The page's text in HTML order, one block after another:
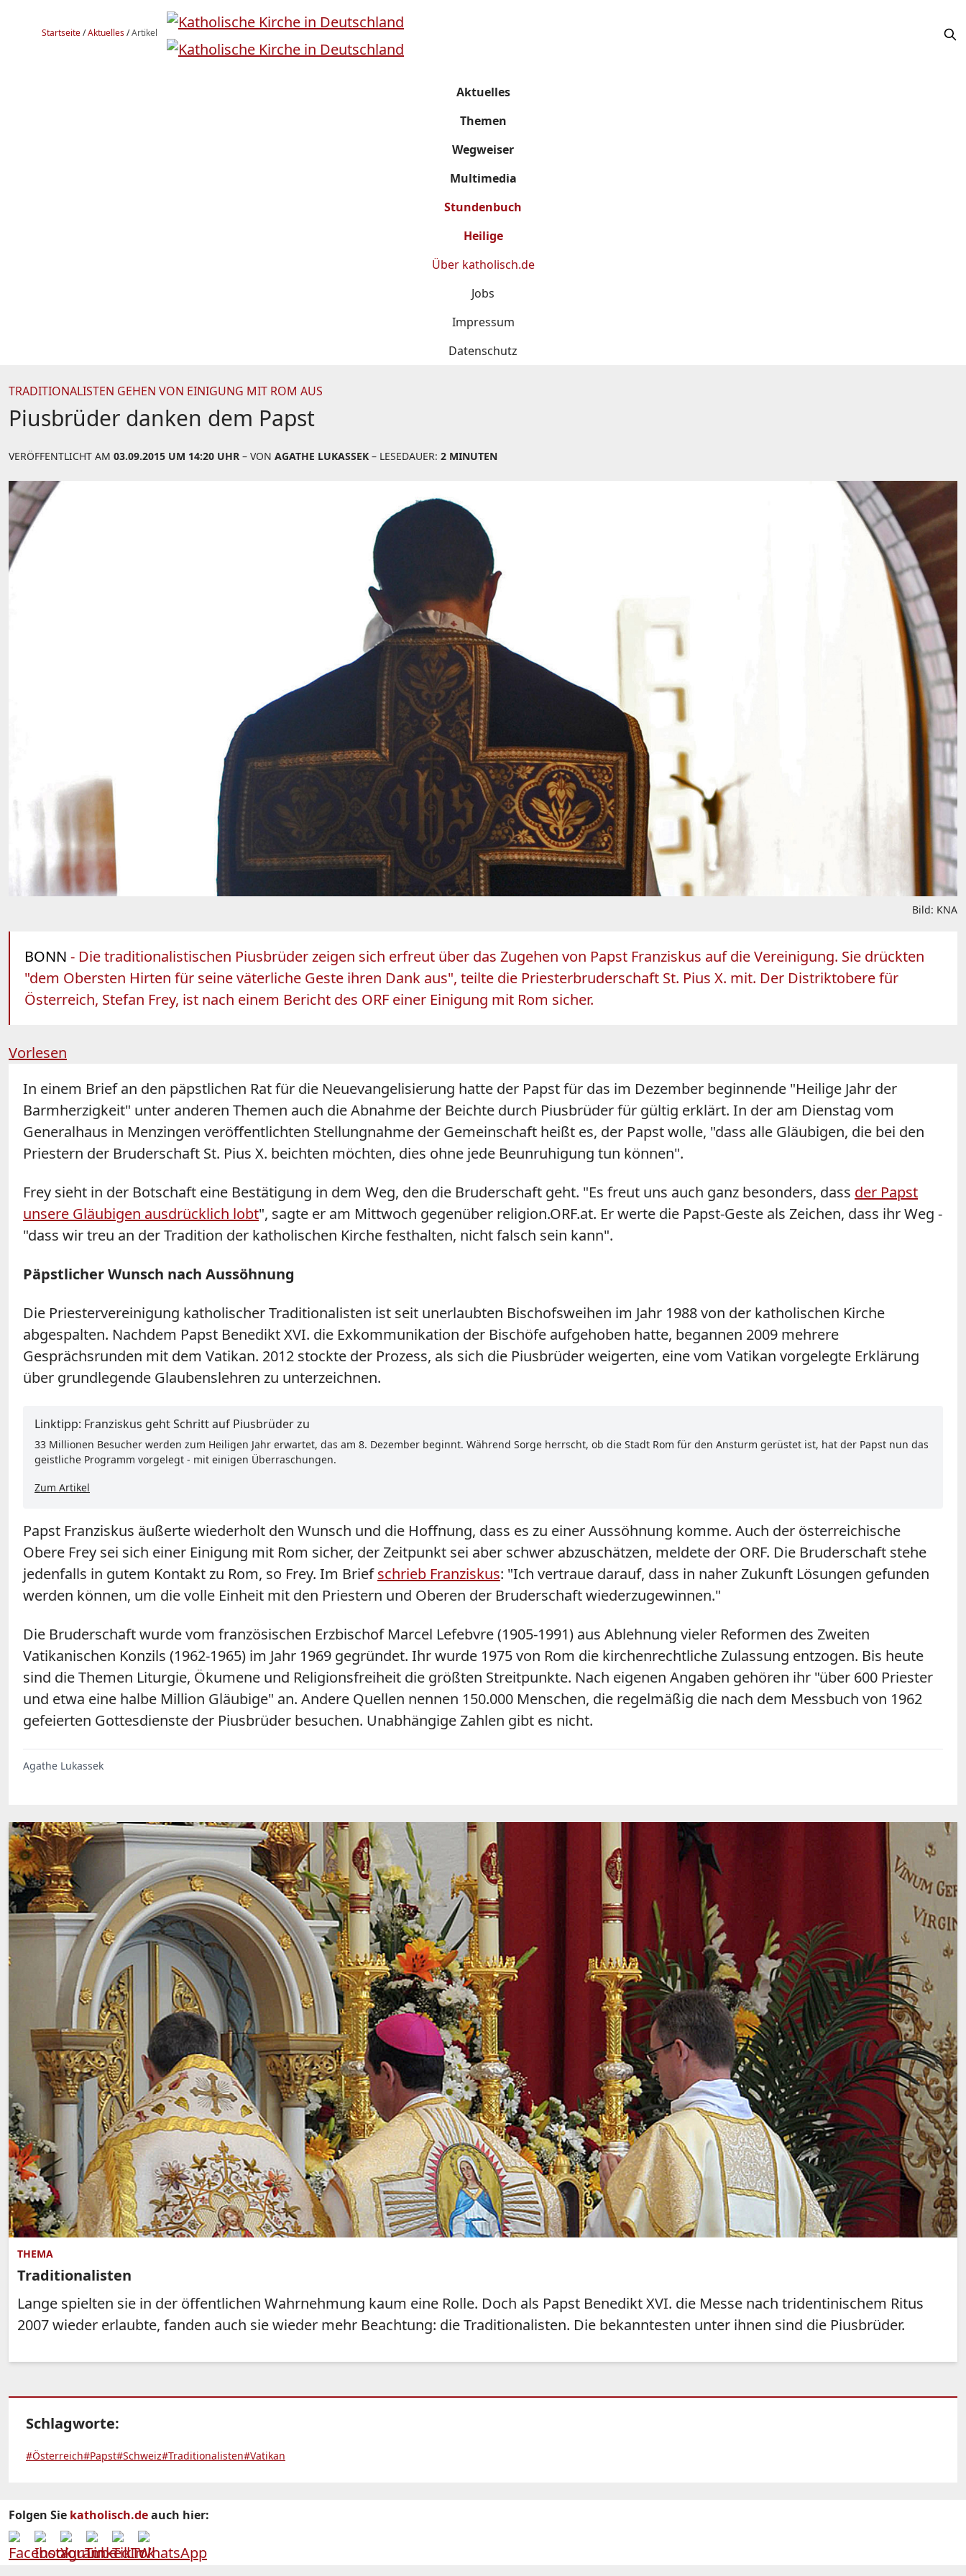
Startseite/Aktuelles/Artikel
Aktuelles
Themen
Wegweiser
Multimedia
Stundenbuch
Heilige
Über katholisch.de
Jobs
Impressum
Datenschutz
TRADITIONALISTEN GEHEN VON EINIGUNG MIT ROM AUS
Piusbrüder danken dem Papst
VERÖFFENTLICHT AM 03.09.2015 UM 14:20 UHR – VON AGATHE LUKASSEK – LESEDAUER: 2 MINUTEN
Bild: KNA
BONN - Die traditionalistischen Piusbrüder zeigen sich erfreut über das Zugehen von Papst Franziskus auf die Vereinigung. Sie drückten
"dem Obersten Hirten für seine väterliche Geste ihren Dank aus", teilte die Priesterbruderschaft St. Pius X. mit. Der Distriktobere für
Österreich, Stefan Frey, ist nach einem Bericht des ORF einer Einigung mit Rom sicher.
Vorlesen
In einem Brief an den päpstlichen Rat für die Neuevangelisierung hatte der Papst für das im Dezember beginnende "Heilige Jahr der
Barmherzigkeit" unter anderen Themen auch die Abnahme der Beichte durch Piusbrüder für gültig erklärt. In der am Dienstag vom
Generalhaus in Menzingen veröffentlichten Stellungnahme der Gemeinschaft heißt es, der Papst wolle, "dass alle Gläubigen, die bei den
Priestern der Bruderschaft St. Pius X. beichten möchten, dies ohne jede Beunruhigung tun können".
Frey sieht in der Botschaft eine Bestätigung in dem Weg, den die Bruderschaft geht. "Es freut uns auch ganz besonders, dass der Papst
unsere Gläubigen ausdrücklich lobt", sagte er am Mittwoch gegenüber religion.ORF.at. Er werte die Papst-Geste als Zeichen, dass ihr Weg -
"dass wir treu an der Tradition der katholischen Kirche festhalten, nicht falsch sein kann".
Päpstlicher Wunsch nach Aussöhnung
Die Priestervereinigung katholischer Traditionalisten ist seit unerlaubten Bischofsweihen im Jahr 1988 von der katholischen Kirche
abgespalten. Nachdem Papst Benedikt XVI. die Exkommunikation der Bischöfe aufgehoben hatte, begannen 2009 mehrere
Gesprächsrunden mit dem Vatikan. 2012 stockte der Prozess, als sich die Piusbrüder weigerten, eine vom Vatikan vorgelegte Erklärung
über grundlegende Glaubenslehren zu unterzeichnen.
Linktipp: Franziskus geht Schritt auf Piusbrüder zu
33 Millionen Besucher werden zum Heiligen Jahr erwartet, das am 8. Dezember beginnt. Während Sorge herrscht, ob die Stadt Rom für den Ansturm gerüstet ist, hat der Papst nun das
geistliche Programm vorgelegt - mit einigen Überraschungen.
Zum Artikel
Papst Franziskus äußerte wiederholt den Wunsch und die Hoffnung, dass es zu einer Aussöhnung komme. Auch der österreichische
Obere Frey sei sich einer Einigung mit Rom sicher, der Zeitpunkt sei aber schwer abzuschätzen, meldete der ORF. Die Bruderschaft stehe
jedenfalls in gutem Kontakt zu Rom, so Frey. Im Briefschrieb Franziskus: "Ich vertraue darauf, dass in naher Zukunft Lösungen gefunden
werden können, um die volle Einheit mit den Priestern und Oberen der Bruderschaft wiederzugewinnen."
Die Bruderschaft wurde vom französischen Erzbischof Marcel Lefebvre (1905-1991) aus Ablehnung vieler Reformen des Zweiten
Vatikanischen Konzils (1962-1965) im Jahr 1969 gegründet. Ihr wurde 1975 von Rom die kirchenrechtliche Zulassung entzogen. Bis heute
sind die Themen Liturgie, Ökumene und Religionsfreiheit die größten Streitpunkte. Nach eigenen Angaben gehören ihr "über 600 Priester
und etwa eine halbe Million Gläubige" an. Andere Quellen nennen 150.000 Menschen, die regelmäßig die nach dem Messbuch von 1962
gefeierten Gottesdienste der Piusbrüder besuchen. Unabhängige Zahlen gibt es nicht.
Agathe Lukassek
THEMA
Traditionalisten
Lange spielten sie in der öffentlichen Wahrnehmung kaum eine Rolle. Doch als Papst Benedikt XVI. die Messe nach tridentinischem Ritus
2007 wieder erlaubte, fanden auch sie wieder mehr Beachtung: die Traditionalisten. Die bekanntesten unter ihnen sind die Piusbrüder.
Schlagworte:
#Österreich#Papst#Schweiz#Traditionalisten#Vatikan
Folgen Sie katholisch.deauch hier: